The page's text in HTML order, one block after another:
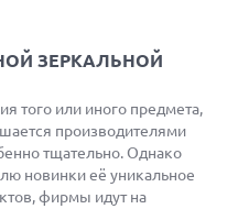
ЗЕРКАЛЬНОЙ
того или иного предмета,
производителями
тщательно. Однако
новинки её уникальное
фирмы идут на